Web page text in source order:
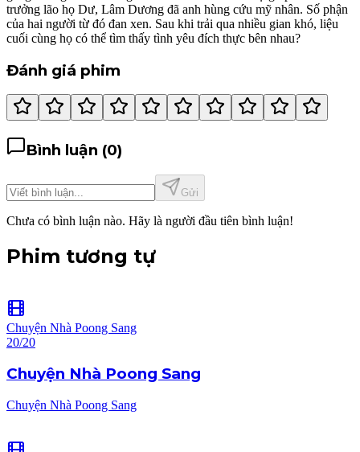
trưởng lão họ Dư, Lâm Dương đã anh hùng cứu mỹ nhân. Số phận
của hai người từ đó đan xen. Sau khi trải qua nhiều gian khó, liệu
cuối cùng họ có thể tìm thấy tình yêu đích thực bên nhau?
Đánh giá phim
Bình luận (0)
Gửi
Chưa có bình luận nào. Hãy là người đầu tiên bình luận!
Phim tương tự
Chuyện Nhà Poong Sang
20/20
Chuyện Nhà Poong Sang
Chuyện Nhà Poong Sang